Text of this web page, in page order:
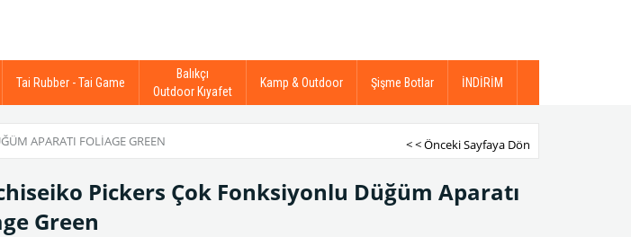
Tai Rubber - Tai Game
Balıkçı
Outdoor Kıyafet
Kamp & Outdoor Şişme Botlar İNDİRİM
APARATI FOLIAGE GREEN < < Önceki Sayfaya Dön
Pickers Çok Fonksiyonlu Düğüm Aparatı
Green